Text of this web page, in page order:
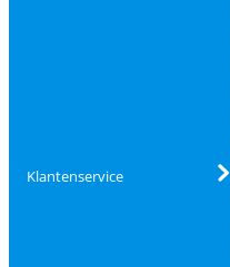
Klantenservice